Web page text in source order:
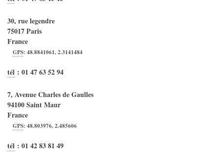
30, rue legendre
75017Paris
France
GPS:48.8841061,2.3141484
tél : 01 47 63 52 94
7, Avenue Charles de Gaulles
94100Saint Maur
France
GPS:48.803976,2.485606
tél : 01 42 83 81 49